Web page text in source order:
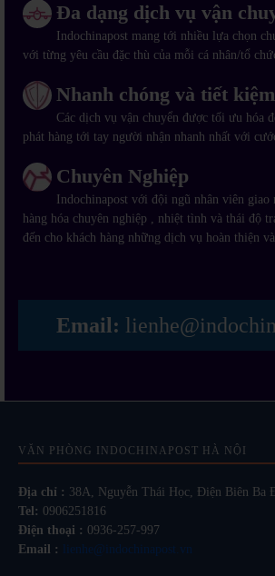
Đa dạng dịch vụ vận
Indochinapost mang tới nhiều lựa chọn
với từng yêu cầu đặc thù của mỗi cá nhân/tổ
Nhanh chóng và tiết kiệm
Các dịch vụ vận chuyển được tối ưu hóa
phát hàng tới tay người nhận nhanh nhất với
Chuyên Nghiệp
Indochinapost với đội ngũ nhân viên giao
hàng hóa chuyên nghiệp , nhiệt tình và thái độ
đến cho khách hàng những dịch vụ hoàn thiện
Email:
VĂN PHÒNG INDOCHINAPOST HÀ NỘI
Địa chỉ : 38A, Nguyễn Thái Học, Điện Biên Ba
Tel: 0906251816
Điện thoại : 0936-257-997
Email :
lienhe@indochinapost.vn